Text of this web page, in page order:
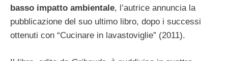
basso impatto ambientale, l’autrice annuncia la
pubblicazione del suo ultimo libro, dopo i successi
ottenuti con “Cucinare in lavastoviglie” (2011).